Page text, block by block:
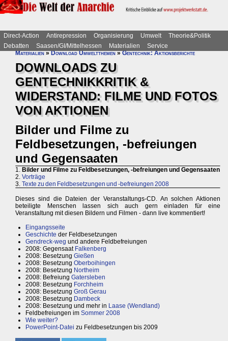
Direct-Action Antirepression Organisierung Umwelt
Theorie&Politik
Debatten
Saasen/GI/Mittelhessen Materialien
Service
Materialien»Download Umweltthemen»Gentechnik: Aktionsberichte
DOWNLOADS ZU
GENTECHNIKKRITIK &
WIDERSTAND: FILME UND FOTOS
VON AKTIONEN
Bilder und Filme zu
Feldbesetzungen, -befreiungen
und Gegensaaten
1. Bilder und Filme zu Feldbesetzungen, -befreiungen und Gegensaaten
2. Vorträge
3. Texte zu den Feldbesetzungen und -befreiungen 2008
Dieses sind die Dateien der Veranstaltungs-CD. An solchen Aktionen
beteiligte Menschen lassen sich auch gern einladen für eine
Veranstaltung mit diesen Bildern und Filmen - dann live kommentiert!
Eingangsseite
Geschichte der Feldbesetzungen
Gendreck-weg und andere Feldbefreiungen
2008: Gegensaat Falkenberg
2008: Besetzung Gießen
2008: Besetzung Oberboihingen
2008: Besetzung Northeim
2008: Befreiung Gatersleben
2008: Besetzung Forchheim
2008: Besetzung Groß Gerau
2008: Besetzung Dambeck
2008: Besetzung und mehr in Laase (Wendland)
Feldbefreiungen im Sommer 2008
Wie weiter?
PowerPoint-Datei zu Feldbesetzungen bis 2009